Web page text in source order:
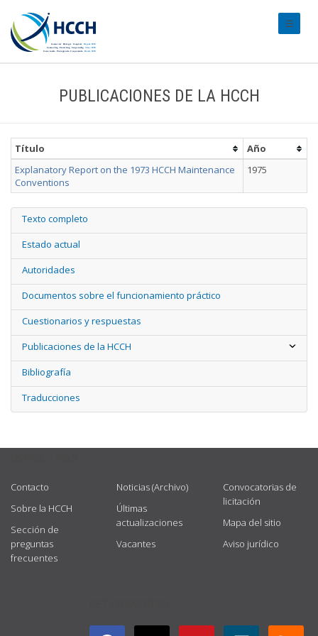
PUBLICACIONES DE LA HCCH
Título
Año
Explanatory Report on the 1973 HCCH Maintenance
Conventions
1975
Texto completo
Estado actual
Autoridades
Documentos sobre el funcionamiento práctico
Cuestionarios y respuestas
Publicaciones de la HCCH
Bibliografía
Traducciones
Contacto
Sobre la HCCH
Sección de
preguntas
frecuentes
Noticias (Archivo)
Últimas
actualizaciones
Vacantes
Convocatorias de
licitación
Mapa del sitio
Aviso jurídico